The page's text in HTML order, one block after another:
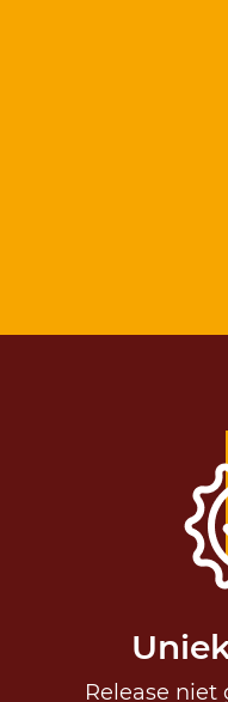
Release niet